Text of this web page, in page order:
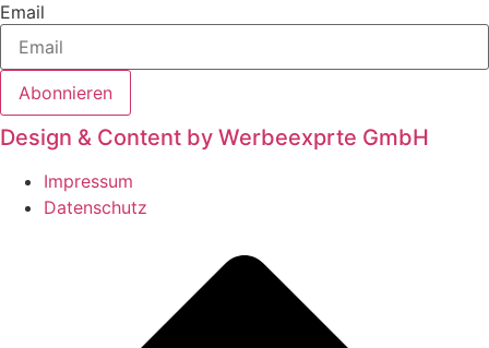
Email
Abonnieren
Design & Content by Werbeexprte GmbH
Impressum
Datenschutz